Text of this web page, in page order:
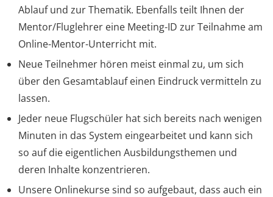
Ablauf und zur Thematik. Ebenfalls teilt Ihnen der
Mentor/Fluglehrer eine Meeting-ID zur Teilnahme am
Online-Mentor-Unterricht mit.
Neue Teilnehmer hören meist einmal zu, um sich
über den Gesamtablauf einen Eindruck vermitteln zu
lassen.
Jeder neue Flugschüler hat sich bereits nach wenigen
Minuten in das System eingearbeitet und kann sich
so auf die eigentlichen Ausbildungsthemen und
deren Inhalte konzentrieren.
Unsere Onlinekurse sind so aufgebaut, dass auch ein